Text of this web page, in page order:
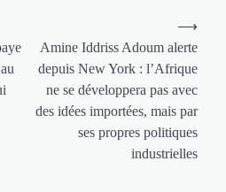
Amine Iddriss Adoum alerte
depuis New York : l’Afrique
ne se développera pas avec
des idées importées, mais par
ses propres politiques
industrielles
⟶